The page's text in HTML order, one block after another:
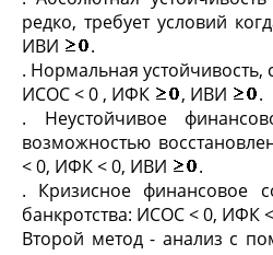
редко, требует условий
ИВИ
.
. Нормальная устойчивость,
ИСОС < 0 , ИФК
, ИВИ
.
. Неустойчивое
возможностью
< 0, ИФК < 0, ИВИ
.
. Кризисное финансовое
банкротства: ИСОС < 0, ИФК
Второй метод - анализ с